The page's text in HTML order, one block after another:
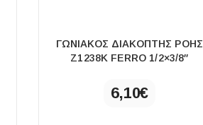
ΓΩΝΙΑΚΌΣ ΔΙΑΚΌΠΤΗΣ ΡΟΉΣ
Z1238K FERRO 1/2×3/8″
6,10€